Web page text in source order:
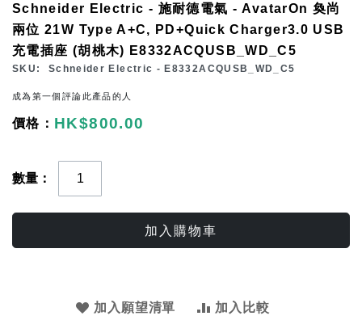
Schneider Electric - 施耐德電氣 - AvatarOn 奐尚
兩位 21W Type A+C, PD+Quick Charger3.0 USB
充電插座 (胡桃木) E8332ACQUSB_WD_C5
SKU Schneider Electric - E8332ACQUSB_WD_C5
成為第一個評論此產品的人
HK$800.00
數量
加入購物車
加入願望清單 加入比較
the
beginning
the
images